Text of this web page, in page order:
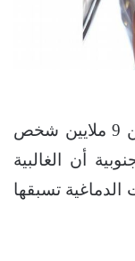
كشفت دراسة واسعة شملت أكثر من 9 ملايين شخص
أن الغالبية
الدماغية تسبقها